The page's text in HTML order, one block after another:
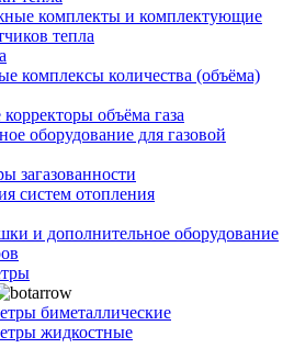
комплекты и комплектующие
тепла
комплексы количества (объёма)
объёма газа
оборудование для газовой
загазованности
систем отопления
и дополнительное оборудование
биметаллические
жидкостные